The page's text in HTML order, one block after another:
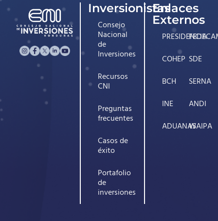
Inversionistas
Consejo
Nacional
de
Inversiones
Recursos
CNI
Preguntas
frecuentes
Casos de
éxito
Portafolio
de
inversiones
Enlaces
Externos
PRESIDENCIA
COHEP
BCH
INE
ADUANAS
SDE
SERNA
ANDI
WAIPA